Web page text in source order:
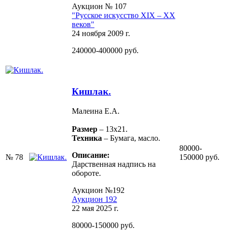
Аукцион № 107
"Русское искусство XIX – ХХ
веков"
24 ноября 2009 г.
240000-400000 руб.
№ 78
Кишлак.
Малеина Е.А.
Размер – 13х21.
Техника – Бумага, масло.
Описание:
Дарственная надпись на
обороте.
Аукцион №192
Аукцион 192
22 мая 2025 г.
80000-150000 руб.
80000-
150000 руб.